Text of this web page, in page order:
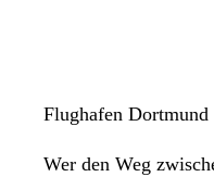
Flughafen Dortmund
Wer den Weg